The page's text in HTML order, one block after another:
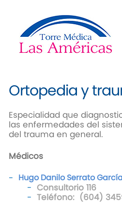
Ortopedia y
Especialidad que
las enfermedades del
del trauma en general.
Médicos
Hugo Danilo Serrato
Consultorio 116
Teléfono: (604)